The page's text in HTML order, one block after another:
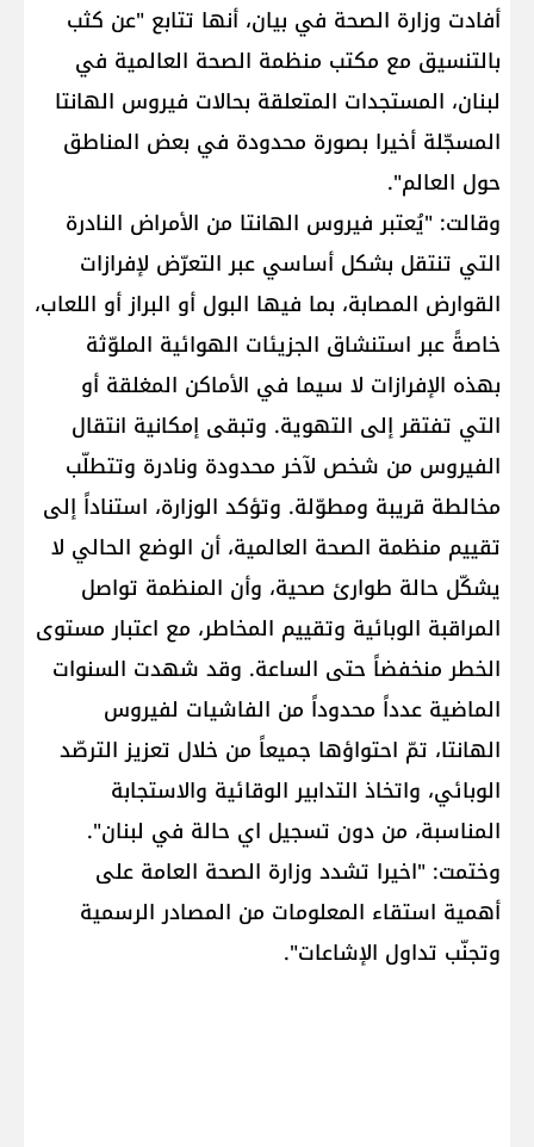
أفادت وزارة الصحة في بيان، أنها تتابع "عن كثب
بالتنسيق مع مكتب منظمة الصحة العالمية في
لبنان، المستجدات المتعلقة بحالات فيروس الهانتا
المسجّلة أخيرا بصورة محدودة في بعض المناطق
حول العالم".
وقالت: "يُعتبر فيروس الهانتا من الأمراض النادرة
التي تنتقل بشكل أساسي عبر التعرّض لإفرازات
القوارض المصابة، بما فيها البول أو البراز أو اللعاب،
خاصةً عبر استنشاق الجزيئات الهوائية الملوّثة
بهذه الإفرازات لا سيما في الأماكن المغلقة أو
التي تفتقر إلى التهوية. وتبقى إمكانية انتقال
الفيروس من شخص لآخر محدودة ونادرة وتتطلّب
مخالطة قريبة ومطوّلة. وتؤكد الوزارة، استناداً إلى
تقييم منظمة الصحة العالمية، أن الوضع الحالي لا
يشكّل حالة طوارئ صحية، وأن المنظمة تواصل
المراقبة الوبائية وتقييم المخاطر، مع اعتبار مستوى
الخطر منخفضاً حتى الساعة. وقد شهدت السنوات
الماضية عدداً محدوداً من الفاشيات لفيروس
الهانتا، تمّ احتواؤها جميعاً من خلال تعزيز الترصّد
الوبائي، واتخاذ التدابير الوقائية والاستجابة
المناسبة، من دون تسجيل اي حالة في لبنان".
وختمت: "اخيرا تشدد وزارة الصحة العامة على
أهمية استقاء المعلومات من المصادر الرسمية
وتجنّب تداول الإشاعات".